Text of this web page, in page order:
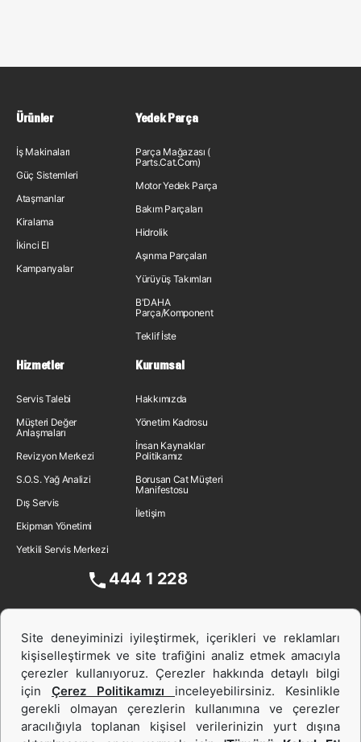
Ürünler
İş Makinaları
Güç Sistemleri
Ataşmanlar
Kiralama
İkinci El
Kampanyalar
Yedek Parça
Parça Mağazası (
Parts.Cat.Com)
Motor Yedek Parça
Bakım Parçaları
Hidrolik
Aşınma Parçaları
Yürüyüş Takımları
B'DAHA
Parça/Komponent
Teklif İste
Hizmetler
Servis Talebi
Müşteri Değer
Anlaşmaları
Revizyon Merkezi
S.O.S. Yağ Analizi
Dış Servis
Ekipman Yönetimi
Yetkili Servis Merkezi
Kurumsal
Hakkımızda
Yönetim Kadrosu
İnsan Kaynakları
Politikamız
Borusan Cat Müşteri
Manifestosu
İletişim
444 1 228
Site deneyiminizi iyileştirmek, içerikleri ve reklamları
kişiselleştirmek ve site trafiğini analiz etmek amacıyla
çerezler kullanıyoruz. Çerezler hakkında detaylı bilgi
için Çerez Politikamızı inceleyebilirsiniz. Kesinlikle
gerekli olmayan çerezlerin kullanımına ve çerezler
aracılığıyla toplanan kişisel verilerinizin yurt dışına